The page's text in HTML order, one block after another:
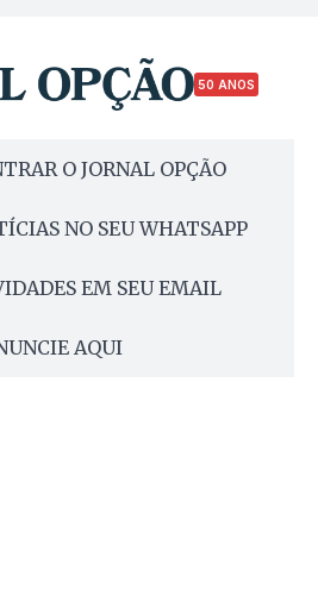
50 ANOS
O JORNAL OPÇÃO
NO SEU WHATSAPP
EM SEU EMAIL
AQUI